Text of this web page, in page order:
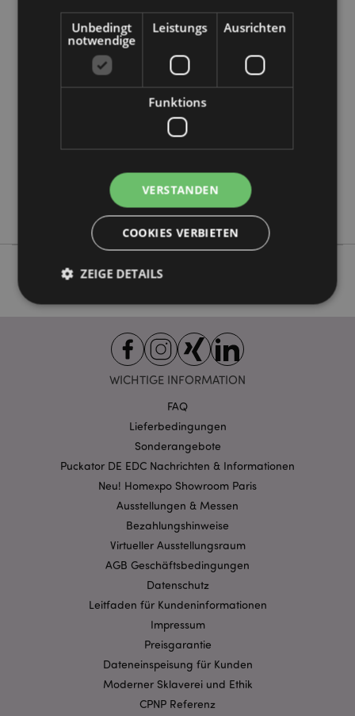
Produktattribute
Höhe 6cm Breite 2.5cm Tiefe 2.5cm
5028781475032
Stamford
WICHTIGE INFORMATION
FAQ
Lieferbedingungen
Sonderangebote
Puckator DE EDC Nachrichten & Informationen
Neu! Homexpo Showroom Paris
Ausstellungen & Messen
Bezahlungshinweise
Virtueller Ausstellungsraum
AGB Geschäftsbedingungen
Datenschutz
Leitfaden für Kundeninformationen
Impressum
Preisgarantie
Dateneinspeisung für Kunden
Moderner Sklaverei und Ethik
CPNP Referenz
Unbedingt
notwendige
Leistungs Ausrichten
Funktions
VERSTANDEN
COOKIES VERBIETEN
ZEIGE DETAILS
Unbedingt notwendige
Leistungs
Ausrichten
Funktions
Streng-notwendige-Cookies ermöglichen
Kernfunktionen der Website wie die
Benutzeranmeldung und die Kontoverwaltung.
Ohne unbedingt notwendige cookies kann die
Name
Provider/
mage-cache-storage-section-
Datenschutzbestimmungen von Google